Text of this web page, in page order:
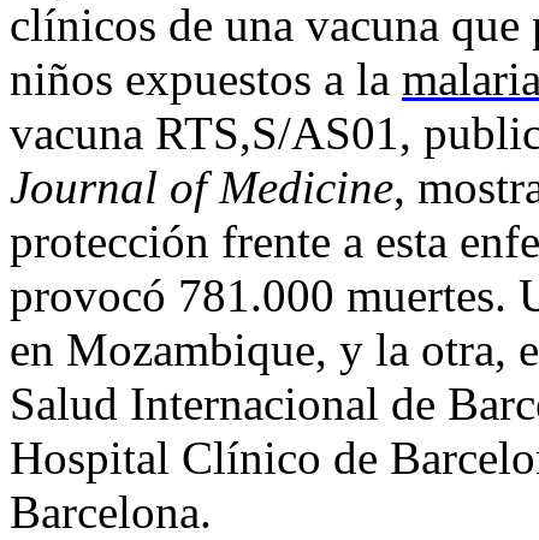
clínicos de una vacuna
niños expuestos a la
vacuna RTS,S/AS01,
Journal of Medicine,
protección frente a esta
provocó 781.000 muertes.
en Mozambique, y la otra,
Salud Internacional de
Hospital Clínico de
Barcelona.